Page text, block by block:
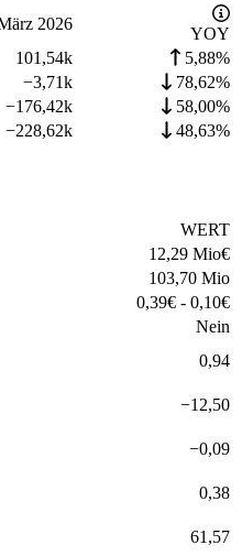
2026
YOY
101,54k
5,88%
−3,71k
78,62%
−176,42k
58,00%
−228,62k 48,63%
WERT
12,29 Mio€
103,70 Mio
0,39€ - 0,10€
Nein
0,94
−12,50
−0,09
0,38
61,57